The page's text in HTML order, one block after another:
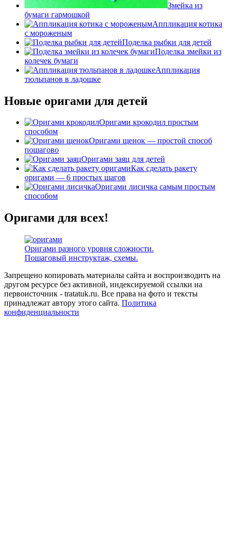
Змейка из
бумаги гармошкой
Аппликация котика
с мороженым
Поделка рыбки для детей
Поделка змейки из
колечек бумаги
Аппликация
тюльпанов в ладошке
Новые оригами для детей
Оригами крокодил простым
способом
Оригами щенок — простой способ
пошагово
Оригами заяц для детей
Как сделать ракету
оригами — 6 простых шагов
Оригами лисичка самым простым
способом
Оригами для всех!
Оригами разного уровня сложности.
Пошаговый инструктаж, схемы.
Запрещено копировать материалы сайта и воспроизводить на
другом ресурсе без активной, индексируемой ссылки на
первоисточник - tratatuk.ru. Все права на фото и тексты
принадлежат автору этого сайта. Политика
конфиденциальности